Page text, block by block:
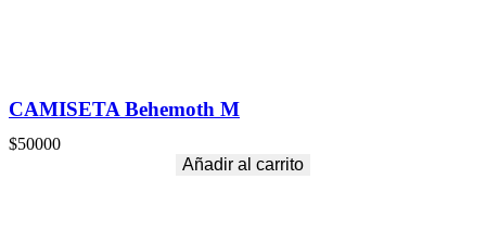
CAMISETA Behemoth M
$50000
Añadir al carrito